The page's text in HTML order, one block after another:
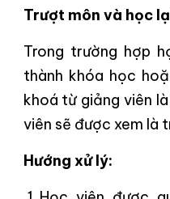
Trượt môn và học
Trong trường hợp
thành khóa học
khoá từ giảng viên
viên sẽ được xem là
Hướng xử lý: